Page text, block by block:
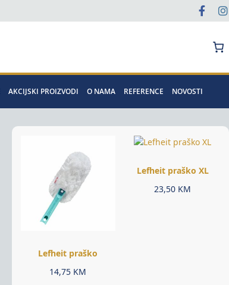
AKCIJSKI PROIZVODI O NAMA REFERENCE NOVOSTI
Lefheit praško
14,75 KM
Lefheit praško XL
23,50 KM